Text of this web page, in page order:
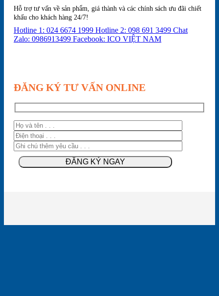
Hỗ trợ tư vấn về sản phẩm, giá thành và các chính sách ưu đãi chiết
khấu cho khách hàng 24/7!
Hotline 1: 024 6674 1999 Hotline 2: 098 691 3499 Chat
Zalo: 0986913499 Facebook: ICO VIỆT NAM
ĐĂNG KÝ TƯ VẤN ONLINE